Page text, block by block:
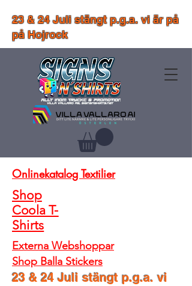
Shop
Coola T-
Shirts
Onlinekatalog Textilier
Externa Webshoppar
Shop Balla Stickers
23 & 24 Juli stängt p.g.a. vi
23 & 24 Juli stängt p.g.a. vi är på
på Hojrock